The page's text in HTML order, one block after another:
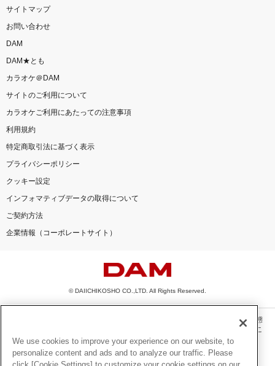
サイトマップ
お問い合わせ
DAM
DAM★とも
カラオケ＠DAM
サイトのご利用について
カラオケご利用にあたっての注意事項
利用規約
特定商取引法に基づく表示
プライバシーポリシー
クッキー設定
インフォマティブデータの取得について
ご契約方法
企業情報（コーポレートサイト）
© DAIICHIKOSHO CO.,LTD. All Rights Reserved.
このサイトに掲載されている一切の文章・画像・写真・動画・音声等を、手段や形態
を問わず、著作権法の定める範囲を超えて無断で複製、転載、ファイル化などするこ
とを禁じます。
楽曲及びコンテンツは、機種によりご利用いただけない場合があります。
We use cookies to improve your experience on our website, to
personalize content and ads and to analyze our traffic. Please